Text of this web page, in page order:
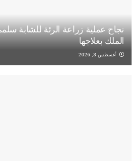
نجاح عملية زراعة الرئة للشابة
الملك بعلاجها
أغسطس 3, 2026